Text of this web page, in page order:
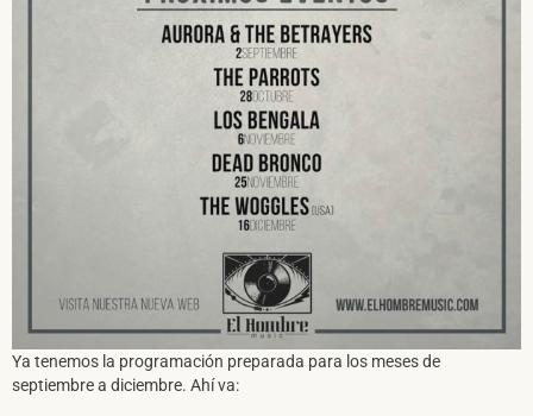
Ya tenemos la programación preparada para los meses de
septiembre a diciembre. Ahí va:
SUSCRÍBETE A NUESTRO BOLETÍN
DARME DE ALTA